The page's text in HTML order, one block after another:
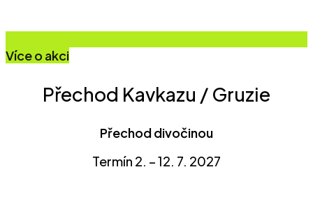
Více o akci
Přechod Kavkazu / Gruzie
Přechod divočinou
Termín 2. – 12. 7. 2027